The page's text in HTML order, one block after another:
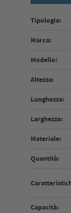
Tipologia:
Marca:
Modello:
Altezza:
Lunghezza:
Larghezza:
Materiale:
Quantità:
Capacità: